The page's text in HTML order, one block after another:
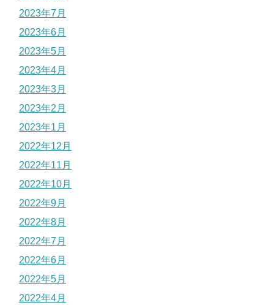
2023年7月
2023年6月
2023年5月
2023年4月
2023年3月
2023年2月
2023年1月
2022年12月
2022年11月
2022年10月
2022年9月
2022年8月
2022年7月
2022年6月
2022年5月
2022年4月